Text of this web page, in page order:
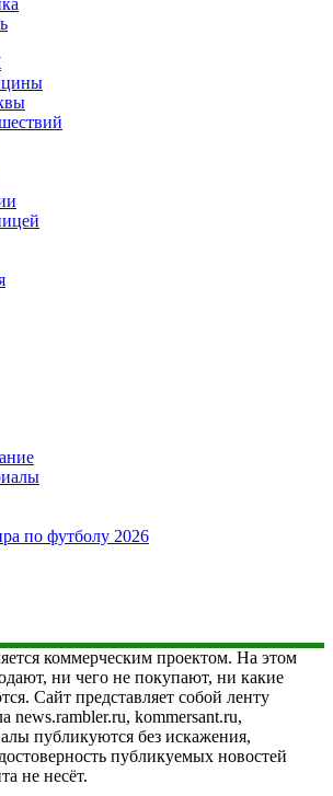
по футболу 2026
коммерческим проектом. На этом
ни чего не покупают, ни какие
Сайт представляет собой ленту
news.rambler.ru, kommersant.ru,
публикуются без искажения,
публикуемых новостей
не несёт.